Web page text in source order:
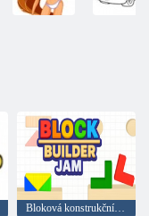
Bloková konstrukční sada